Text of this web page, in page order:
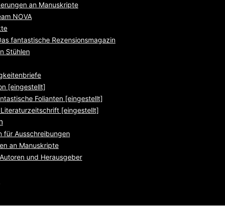
an Manuskripte
NOVA
fantastische Rezensionsmagazin
Stühlen
[eingestellt]
Folianten [eingestellt]
Literaturzeitschrift [eingestellt]
für Ausschreibungen
an Manuskripte
und Herausgeber